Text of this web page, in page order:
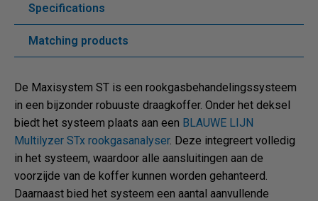
Specifications
Matching products
De Maxisystem ST is een rookgasbehandelingssysteem
in een bijzonder robuuste draagkoffer. Onder het deksel
biedt het systeem plaats aan een BLAUWE LIJN
Multilyzer STx rookgasanalyser. Deze integreert volledig
in het systeem, waardoor alle aansluitingen aan de
voorzijde van de koffer kunnen worden gehanteerd.
Daarnaast bied het systeem een aantal aanvullende